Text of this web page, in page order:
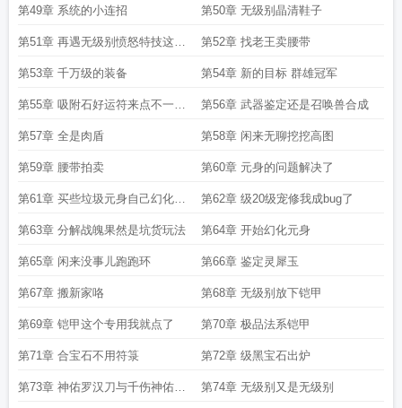
运符
第49章 系统的小连招 第50章 无级别晶清鞋子
第51章 再遇无级别愤怒特技这次
可是150级的
第52章 找老王卖腰带
第53章 千万级的装备 第54章 新的目标 群雄冠军
第55章 吸附石好运符来点不一样
的点化石吧
第56章 武器鉴定还是召唤兽合成
第57章 全是肉盾 第58章 闲来无聊挖挖高图
第59章 腰带拍卖 第60章 元身的问题解决了
第61章 买些垃圾元身自己幻化着
玩玩
第62章 级20级宠修我成bug了
第63章 分解战魄果然是坑货玩法 第64章 开始幻化元身
第65章 闲来没事儿跑跑环 第66章 鉴定灵犀玉
第67章 搬新家咯 第68章 无级别放下铠甲
第69章 铠甲这个专用我就点了 第70章 极品法系铠甲
第71章 合宝石不用符箓 第72章 级黑宝石出炉
第73章 神佑罗汉刀与千伤神佑武 第74章 无级别又是无级别